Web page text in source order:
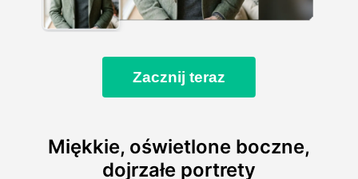
Zacznij teraz
Miękkie, oświetlone boczne,
dojrzałe portrety